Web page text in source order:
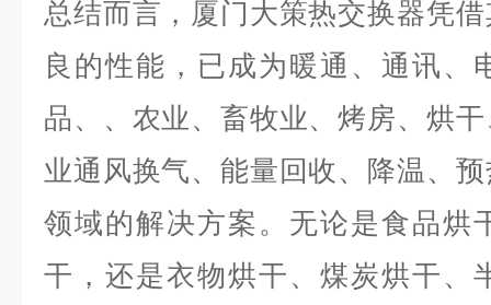
总结而言，厦门大策热交换器凭
良的性能，已成为暖通、通讯、
品、、农业、畜牧业、烤房、烘
业通风换气、能量回收、降温、
领域的解决方案。无论是食品烘
干，还是衣物烘干、煤炭烘干、